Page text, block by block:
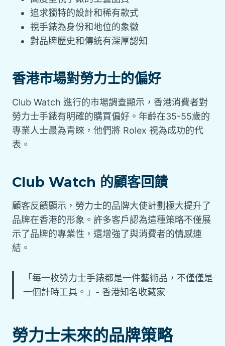
追求獨特的設計和稀有款式
視手錶為身份和地位的象徵
對品牌歷史和傳統有深厚認知
香港市場對勞力士的偏好
Club Watch 進行的市場調查顯示，香港消費者對
勞力士手錶有明確的購買偏好。年齡在35-55歲的
專業人士最為青睞，他們將 Rolex 視為成功的代
表。
Club Watch 的顧客回饋
顧客反饋顯示，勞力士的品牌大使計劃極大提升了
品牌在香港的形象。許多客戶認為這種策略不僅展
示了品牌的專業性，還增強了與消費者的情感連
結。
「每一枚勞力士手錶都是一件藝術品，不僅僅是
一個計時工具。」- 香港知名收藏家
勞力士未來的品牌策略